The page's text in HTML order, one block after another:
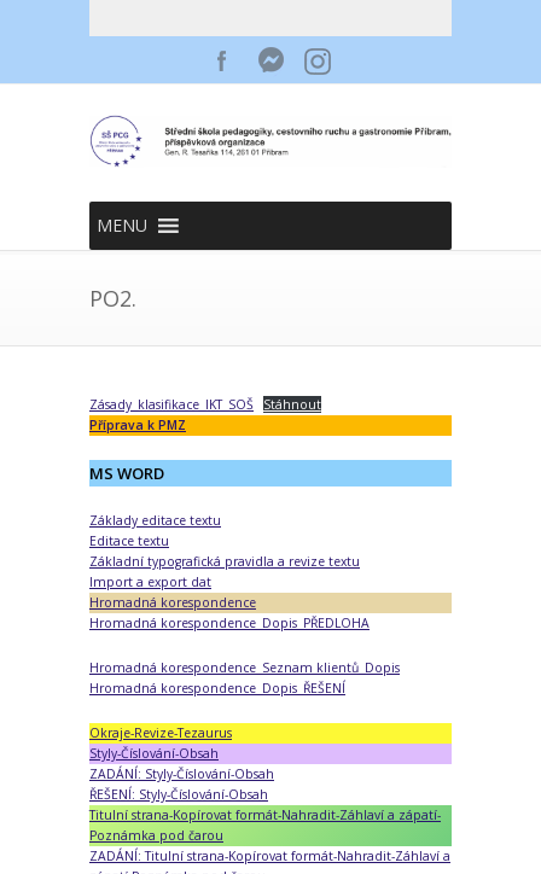
MENU
PO2.
Zásady_klasifikace_IKT_SOŠ
Stáhnout
Příprava k PMZ
MS WORD
Základy editace textu
Editace textu
Základní typografická pravidla a revize textu
Import a export dat
Hromadná korespondence
Hromadná korespondence_Dopis_PŘEDLOHA
Hromadná korespondence_Seznam klientů_Dopis
Hromadná korespondence_Dopis_ŘEŠENÍ
Okraje-Revize-Tezaurus
Styly-Číslování-Obsah
ZADÁNÍ: Styly-Číslování-Obsah
ŘEŠENÍ: Styly-Číslování-Obsah
Titulní strana-Kopírovat formát-Nahradit-Záhlaví a zápatí-
Poznámka pod čarou
ZADÁNÍ: Titulní strana-Kopírovat formát-Nahradit-Záhlaví a